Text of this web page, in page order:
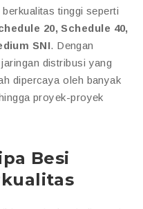
tinggi seperti
20, Schedule 40,
SNI. Dengan
distribusi yang
dipercaya oleh banyak
proyek-proyek
Besi